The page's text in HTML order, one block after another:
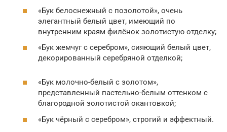
«Бук белоснежный с позолотой», очень
элегантный белый цвет, имеющий по
внутренним краям филёнок золотистую отделку;
«Бук жемчуг с серебром», сияющий белый цвет,
декорированный серебряной отделкой;
«Бук молочно-белый с золотом»,
представленный пастельно-белым оттенком с
благородной золотистой окантовкой;
«Бук чёрный с серебром», строгий и эффектный.